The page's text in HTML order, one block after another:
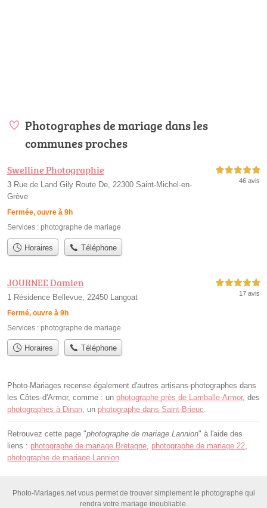
Photographes de mariage dans les
communes proches
Swelline Photographie
3 Rue de Land Gily Route De, 22300 Saint-Michel-en-
Grève
Fermée, ouvre à 9h
5,0 étoiles sur 5
46 avis
Services : photographe de mariage
Horaires Téléphone
JOURNEE Damien
1 Résidence Bellevue, 22450 Langoat
Fermé, ouvre à 9h
5,0 étoiles sur 5
17 avis
Services : photographe de mariage
Horaires Téléphone
Photo-Mariages recense également d'autres artisans-photographes dans
les Côtes-d'Armor, comme : un photographe près de Lamballe-Armor, des
photographes à Dinan, un photographe dans Saint-Brieuc.
Retrouvez cette page "photographe de mariage Lannion" à l'aide des
liens : photographe de mariage Bretagne, photographe de mariage 22,
photographe de mariage Lannion.
Photo-Mariages.net vous permet de trouver simplement le photographe qui
rendra votre mariage inoubliable.